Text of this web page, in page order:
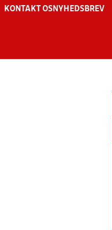
KONTAKT OS NYHEDSBREV